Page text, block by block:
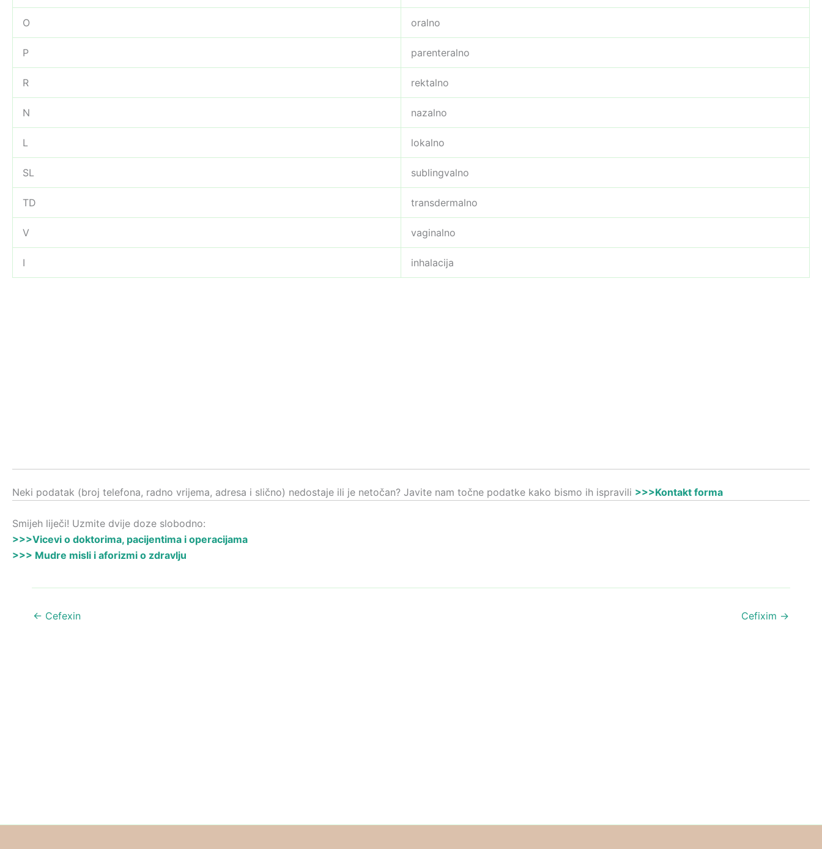
O oralno
P parenteralno
R rektalno
N nazalno
L lokalno
SL sublingvalno
TD transdermalno
V vaginalno
I inhalacija
Neki podatak (broj telefona, radno vrijema, adresa i slično) nedostaje ili je netočan? Javite nam točne podatke kako bismo ih ispravili >>>Kontakt forma
Smijeh liječi! Uzmite dvije doze slobodno:
>>>Vicevi o doktorima, pacijentima i operacijama
>>> Mudre misli i aforizmi o zdravlju
← Cefexin Cefixim →